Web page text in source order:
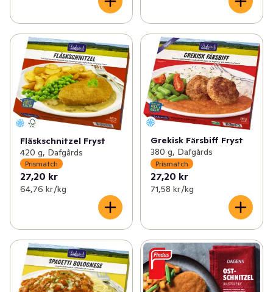
Fläskschnitzel Fryst
420 g, Dafgårds
Prismatch
27,20 kr
64,76 kr /kg
Grekisk Färsbiff Fryst
380 g, Dafgårds
Prismatch
27,20 kr
71,58 kr /kg